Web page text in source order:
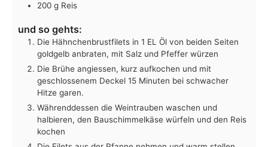
200 g Reis
und so gehts:
Die Hähnchenbrustfilets in 1 EL Öl von beiden Seiten
goldgelb anbraten, mit Salz und Pfeffer würzen
Die Brühe angiessen, kurz aufkochen und mit
geschlossenem Deckel 15 Minuten bei schwacher
Hitze garen.
Währenddessen die Weintrauben waschen und
halbieren, den Bauschimmelkäse würfeln und den Reis
kochen